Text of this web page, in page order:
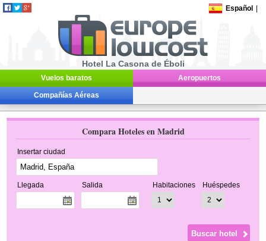
Español
Hotel La Casona de Éboli
Vuelos baratos Aeropuertos
Compañías Aéreas
Compara Hoteles en Madrid
Insertar ciudad
Llegada Salida Habitaciones Huéspedes